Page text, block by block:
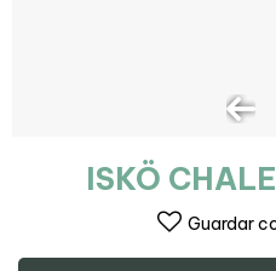
ISKÖ
Guardar